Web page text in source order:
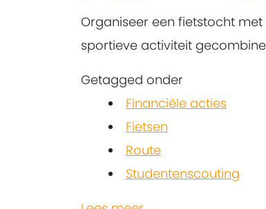
Organiseer een fietstocht
sportieve activiteit
Getagged onder
Financiële acties
Fietsen
Route
Studentenscouting